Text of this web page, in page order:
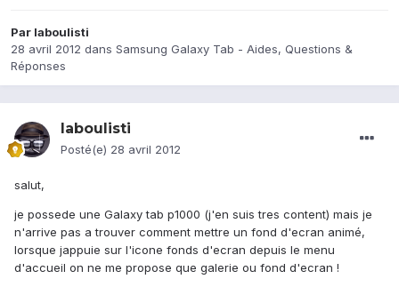
Par laboulisti
28 avril 2012 dans Samsung Galaxy Tab - Aides, Questions &
Réponses
laboulisti
Posté(e) 28 avril 2012
salut,
je possede une Galaxy tab p1000 (j'en suis tres content) mais je
n'arrive pas a trouver comment mettre un fond d'ecran animé,
lorsque jappuie sur l'icone fonds d'ecran depuis le menu
d'accueil on ne me propose que galerie ou fond d'ecran !